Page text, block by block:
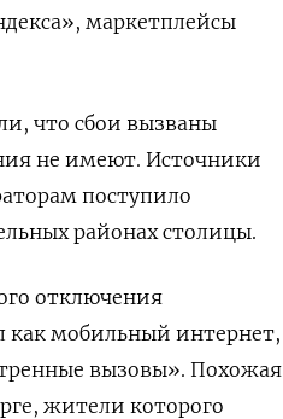
маркетплейсы
что сбои вызваны
не имеют. Источники
поступило
районах столицы.
отключения
как мобильный интернет,
вызовы». Похожая
жители которого